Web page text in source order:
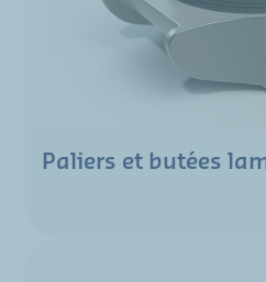
Paliers et butées